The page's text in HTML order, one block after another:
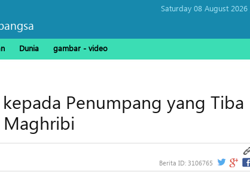
Saturday 08 August 2026 ,
Dunia gambar - video
Penumpang yang Tiba
Berita ID: 3106765